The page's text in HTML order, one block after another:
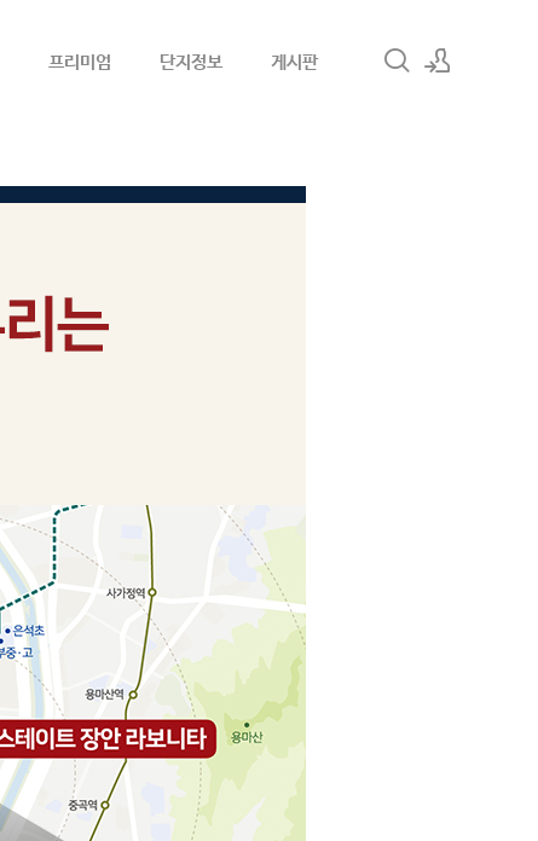
프리미엄 단지정보 게시판